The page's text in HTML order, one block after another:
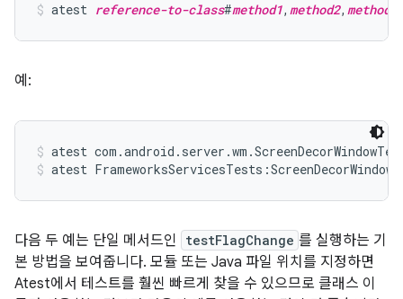
atest reference-to-class#method1, method2, method3
예:
atest
atest
다음 두 예는 단일 메서드인 testFlagChange 를 실행하는 기
본 방법을 보여줍니다. 모듈 또는 Java 파일 위치를 지정하면
Atest에서 테스트를 훨씬 빠르게 찾을 수 있으므로 클래스 이